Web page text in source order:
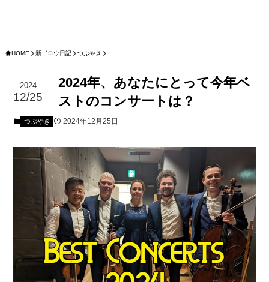
HOME 新ゴロウ日記 つぶやき
2024年、あなたにとって今年ベ
ストのコンサートは？
2024
12/25
つぶやき 2024年12月25日